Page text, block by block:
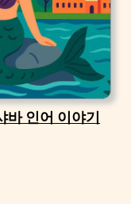
바 인어 이야기